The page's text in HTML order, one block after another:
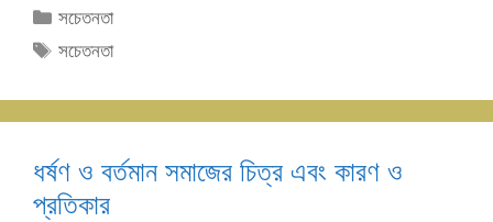
Categories
সচেতনতা
Tags
সচেতনতা
ধর্ষণ ও বর্তমান সমাজের চিত্র এবং কারণ ও
প্রতিকার